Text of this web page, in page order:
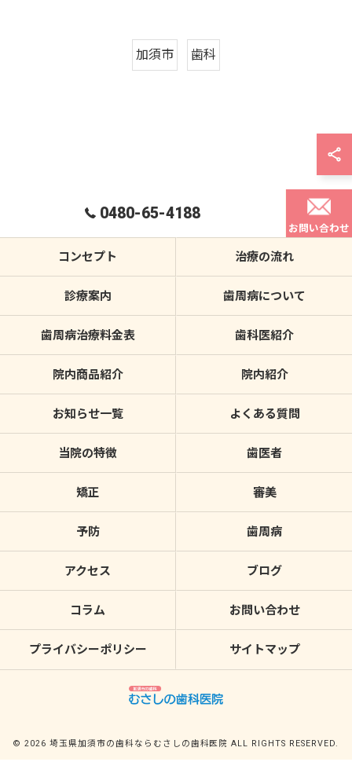
加須市 歯科
0480-65-4188
お問い合わせ
コンセプト 治療の流れ
診療案内 歯周病について
歯周病治療料金表 歯科医紹介
院内商品紹介 院内紹介
お知らせ一覧 よくある質問
当院の特徴 歯医者
矯正 審美
予防 歯周病
アクセス ブログ
コラム お問い合わせ
プライバシーポリシー サイトマップ
© 2026 埼玉県加須市の歯科ならむさしの歯科医院 ALL RIGHTS RESERVED.